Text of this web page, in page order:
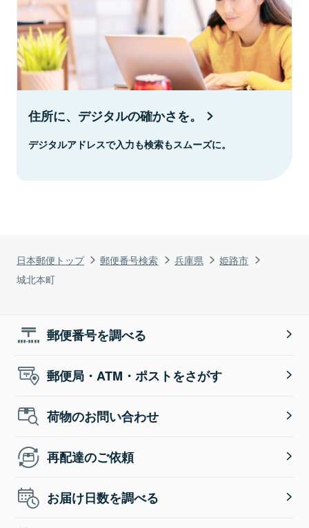
日本郵便トップ 郵便番号検索 兵庫県
姫路市
城北本町
住所に、デジタルの確かさを。
デジタルアドレスで入力も検索もスムーズに。
郵便番号を調べる
郵便局・ATM・ポストをさがす
荷物のお問い合わせ
再配達のご依頼
お届け日数を調べる